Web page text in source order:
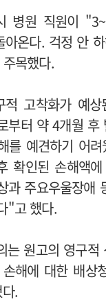
병원 직원이
온다. 걱정 안
목했다.
고착화가 예상
부터 약 4개월 후
를 예견하기 어
확인된 손해액
과 주요우울장애
"고 했다.
는 원고의 영구적
해에 대한 배상
.